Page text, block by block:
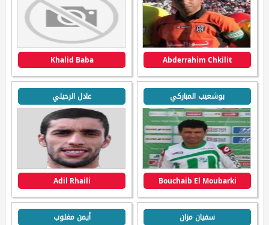
Abderrahim Chkilit
Khalid Baba
بوشعيب المباركي
Bouchaib El Moubarki
عادل الرحيلي
Adil Rhaili
سفيان مزان أيمن مغلوب